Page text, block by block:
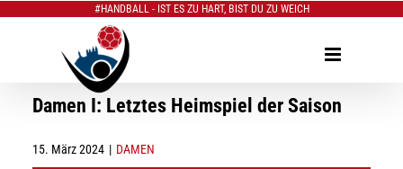
#HANDBALL - IST ES ZU HART, BIST DU ZU WEICH
Damen I: Letztes Heimspiel der Saison
15. März 2024 | DAMEN